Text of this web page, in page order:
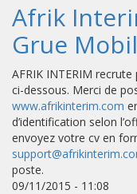
Afrik
Grue
AFRIK INTERIM
ci-dessous. Merci de
www.afrikinterim.com
d’identification selon
envoyez votre cv en
poste.
09/11/2015 - 11:08